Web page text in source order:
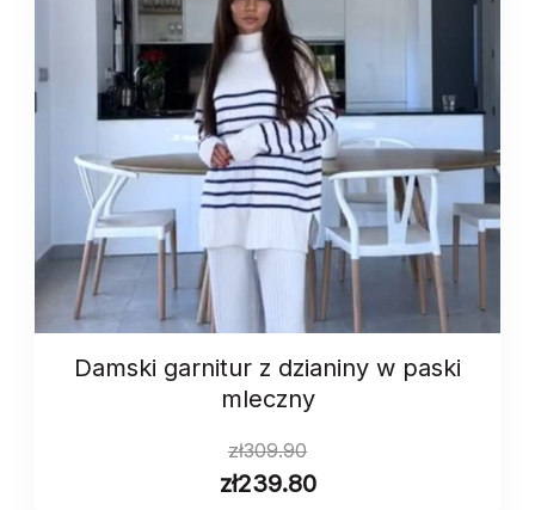
Damski garnitur z dzianiny w paski
mleczny
zł309.90
zł239.80